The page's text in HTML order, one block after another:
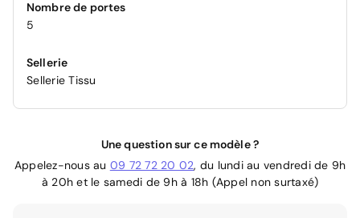
Nombre de portes
5
Sellerie
Sellerie Tissu
Une question sur ce modèle ?
Appelez-nous au 09 72 72 20 02, du lundi au vendredi de 9h
à 20h et le samedi de 9h à 18h (Appel non surtaxé)